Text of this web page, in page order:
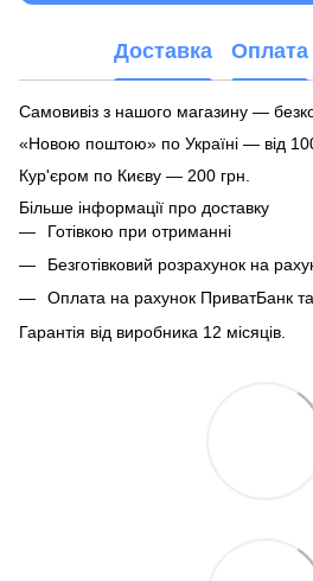
Доставка Оплата
Самовивіз з нашого магазину —
«Новою поштою» по Україні — від
Кур'єром по Києву — 200 грн.
Більше інформації про доставку
Готівкою при отриманні
Безготівковий розрахунок на
Оплата на рахунок ПриватБанк
Гарантія від виробника 12 місяців.